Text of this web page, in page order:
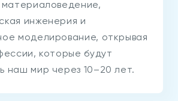
материаловедение,
инженерия и
моделирование, открывая
которые будут
наш мир через 10–20 лет.